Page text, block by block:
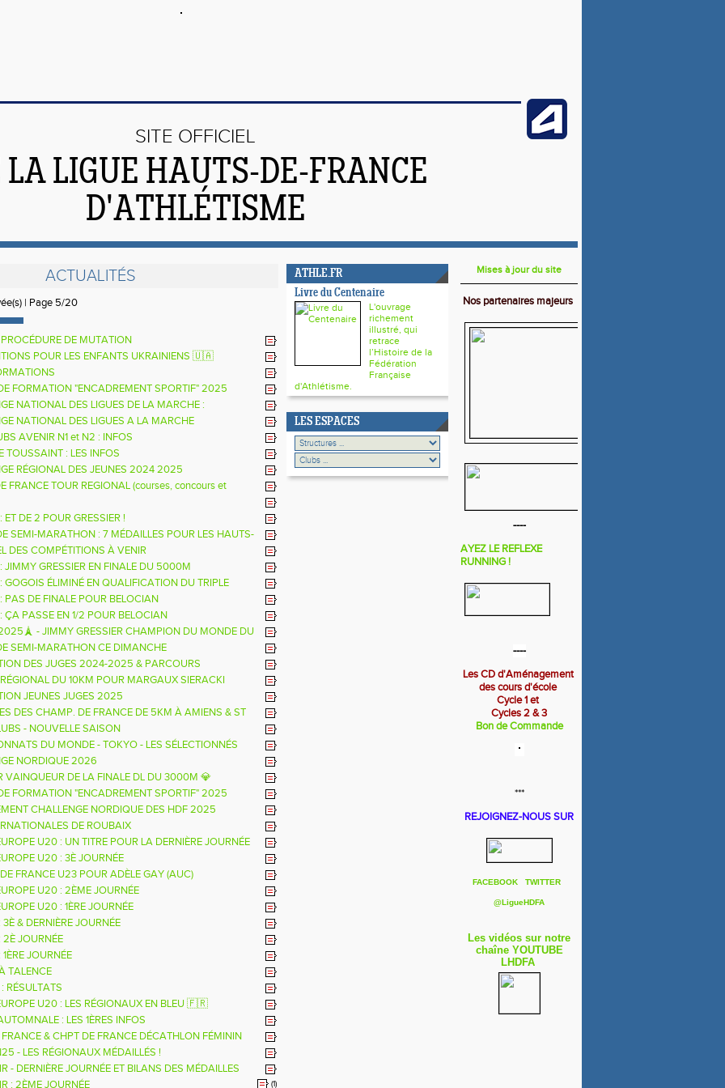
SITE OFFICIEL
LA LIGUE HAUTS-DE-FRANCE
D'ATHLÉTISME
ACTUALITÉS
| Page 5/20
DE MUTATION
POUR LES ENFANTS UKRAINIENS 🇺🇦
FORMATION "ENCADREMENT SPORTIF" 2025
NATIONAL DES LIGUES DE LA MARCHE :
NATIONAL DES LIGUES A LA MARCHE
AVENIR N1 et N2 : INFOS
TOUSSAINT : LES INFOS
RÉGIONAL DES JEUNES 2024 2025
FRANCE TOUR REGIONAL (courses, concours et
DE 2 POUR GRESSIER !
SEMI-MARATHON : 7 MÉDAILLES POUR LES HAUTS-
DES COMPÉTITIONS À VENIR
JIMMY GRESSIER EN FINALE DU 5000M
GOGOIS ÉLIMINÉ EN QUALIFICATION DU TRIPLE
PAS DE FINALE POUR BELOCIAN
ÇA PASSE EN 1/2 POUR BELOCIAN
- JIMMY GRESSIER CHAMPION DU MONDE DU
SEMI-MARATHON CE DIMANCHE
DES JUGES 2024-2025 & PARCOURS
2025 2026DU 10KM POUR MARGAUX SIERACKI
JEUNES JUGES 2025
DES CHAMP. DE FRANCE DE 5KM À AMIENS & ST
- NOUVELLE SAISON
DU MONDE - TOKYO - LES SÉLECTIONNÉS
NORDIQUE 2026
VAINQUEUR DE LA FINALE DL DU 3000M 💎
FORMATION "ENCADREMENT SPORTIF" 2025
CHALLENGE NORDIQUE DES HDF 2025
DE ROUBAIX
U20 : UN TITRE POUR LA DERNIÈRE JOURNÉE
U20 : 3È JOURNÉE
FRANCE U23 POUR ADÈLE GAY (AUC)
U20 : 2ÈME JOURNÉE
U20 : 1ÈRE JOURNÉE
3È & DERNIÈRE JOURNÉE
2È JOURNÉE
1ÈRE JOURNÉE
TALENCE
RÉSULTATS
U20 : LES RÉGIONAUX EN BLEU 🇫🇷
: LES 1ÈRES INFOS
& CHPT DE FRANCE DÉCATHLON FÉMININ
- LES RÉGIONAUX MÉDAILLÉS !
- DERNIÈRE JOURNÉE ET BILANS DES MÉDAILLES
: 2ÈME JOURNÉE (1)
ATHLE.FR
Livre du Centenaire
L'ouvrage
richement
illustré, qui
retrace
l’Histoire de la
Fédération
Française
d'Athlétisme.
LES ESPACES
Mises à jour du site
Nos partenaires majeurs
----
AYEZ LE REFLEXE
RUNNING !
----
Les CD d'Aménagement
des cours d'école
Cycle 1 et
Cycles 2 & 3
Bon de Commande
***
REJOIGNEZ-NOUS SUR
FACEBOOK TWITTER
@LigueHDFA
Les vidéos sur notre
chaîne YOUTUBE
LHDFA